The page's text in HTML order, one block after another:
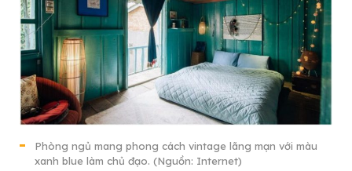
Phòng ngủ mang phong cách vintage lãng mạn với màu
xanh blue làm chủ đạo. (Nguồn: Internet)